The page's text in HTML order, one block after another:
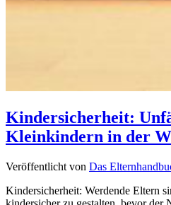
Kindersicherheit:
Kleinkindern in der
Veröffentlicht von Das
Kindersicherheit: Werdende Eltern